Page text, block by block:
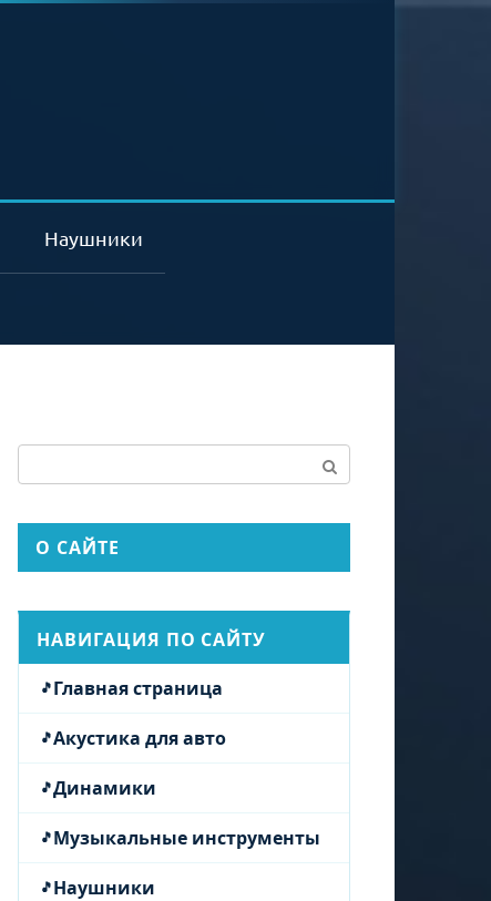
Наушники
О САЙТЕ
НАВИГАЦИЯ ПО САЙТУ
Главная страница
Акустика для авто
Динамики
Музыкальные инструменты
Наушники